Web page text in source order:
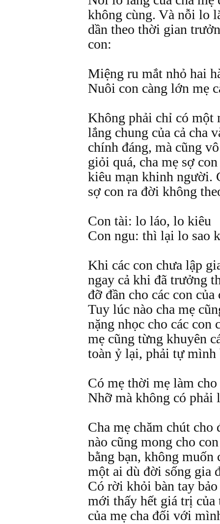
không cùng. Và nỗi lo
dần theo thời gian
con:
Miệng ru mắt nhỏ hai
Nuôi con càng lớn mẹ
Không phải chỉ có một
lắng chung của cả cha
chính đáng, mà cũng
giỏi quá, cha mẹ sợ
kiêu mạn khinh người.
sợ con ra đời không
Con tài: lo láo, lo kiêu
Con ngu: thì lại lo sao
Khi các con chưa lập
ngay cả khi đã trưởng
đỡ đần cho các con
Tuy lúc nào cha mẹ
nặng nhọc cho các con
mẹ cũng từng khuyên
toàn ỷ lại, phải tự
Có mẹ thời mẹ làm cho
Nhỡ mà không có phải
Cha mẹ chăm chút cho
nào cũng mong cho
bằng bạn, không muốn
một ai dù đời sống gia
Có rời khỏi bàn tay bảo
mới thấy hết giá trị
của mẹ cha đối với